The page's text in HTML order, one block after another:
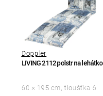
LIVING 2112 polstr na lehátko
Doppler
60 × 195 cm, tloušťka 6